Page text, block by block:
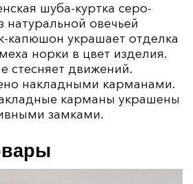
шуба-куртка серо-
натуральной овечьей
капюшон украшает отделка
норки в цвет изделия.
стесняет движений.
накладными карманами.
карманы украшены
замками.